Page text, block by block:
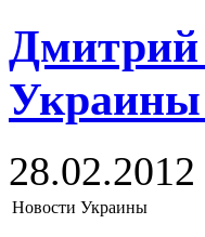
Дмитрий
Новости Украины